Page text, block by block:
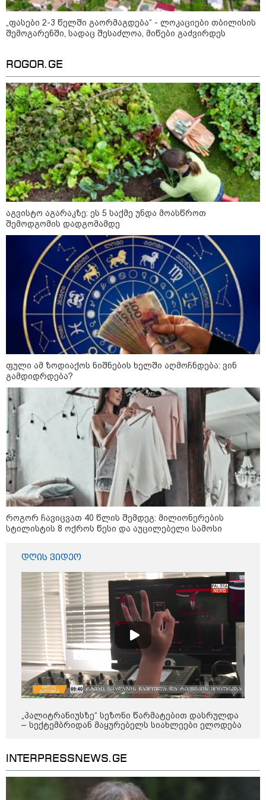
როგორ ჩავიცვათ 40 წლის
შემდეგ: მილიონერების
სტილისტის 8 ოქროს წესი და
აუცილებელი სამოსი
მსოფლიო
09:52 / 07-08-2026
"რაკეტები ჩვენც გვჭირდება" - დონალდ
ტრამპი უკრაინისთვის Patriot-ის
რაკეტების გაგზავნაზე
23:40 / 07-08-2026
იტალიამ ყველა ქალაქში
22:45 / 07-08-2026
14 წლის მოზარდმა საკუთარი
პაპა და ბებია მოკლა, შემდეგ კი
სკოლაში ცეცხლი გახსნა - რა
დეტალები ხდება ცნობილი
ბანგკოკში მომხდარი
ტრაგედიიდან
13:24 / 07-08-2026
მკვეთრად შეიცვალა - რომელ
ქვეყნებშია ბენზინი ყველაზე
09:05 / 07-08-2026
მკვლელობა პირდაპირ ეთერში:
„ფასები 2-3 წელში გაორმაგდება“ - ლოკაციები თბილისის
შემოგარენში, სადაც შესაძლოა, მიწები გაძვირდეს
ROGOR.GE
აგვისტო აგარაკზე: ეს 5 საქმე უნდა მოასწროთ
შემოდგომის დადგომამდე
ფული ამ ზოდიაქოს ნიშნების ხელში აღმოჩნდება: ვინ
გამდიდრდება?
როგორ ჩავიცვათ 40 წლის შემდეგ: მილიონერების
სტილისტის 8 ოქროს წესი და აუცილებელი სამოსი
დღის ვიდეო
„პალიტრანიუსზე“ სეზონი წარმატებით დასრულდა
– სექტემბრიდან მაყურებელს სიახლეები ელოდება
INTERPRESSNEWS.GE